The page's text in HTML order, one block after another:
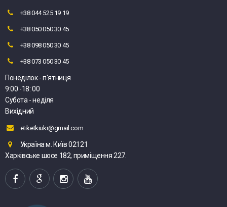
+38 044 525 19 19
+38 050 050 30 45
+38 098 050 30 45
+38 073 050 30 45
Понеділок - п'ятниця
9:00 -18: 00
Субота - неділя
Вихідний
etiketkiukr@gmail.com
Україна м. Київ 02121
Харківське шосе 182, приміщення 227.